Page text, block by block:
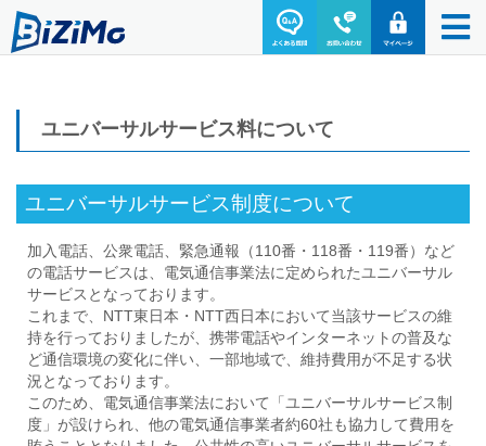
ユニバーサルサービス料について
ユニバーサルサービス制度について
加入電話、公衆電話、緊急通報（110番・118番・119番）など
の電話サービスは、電気通信事業法に定められたユニバーサル
サービスとなっております。
これまで、NTT東日本・NTT西日本において当該サービスの維
持を行っておりましたが、携帯電話やインターネットの普及な
ど通信環境の変化に伴い、一部地域で、維持費用が不足する状
況となっております。
このため、電気通信事業法において「ユニバーサルサービス制
度」が設けられ、他の電気通信事業者約60社も協力して費用を